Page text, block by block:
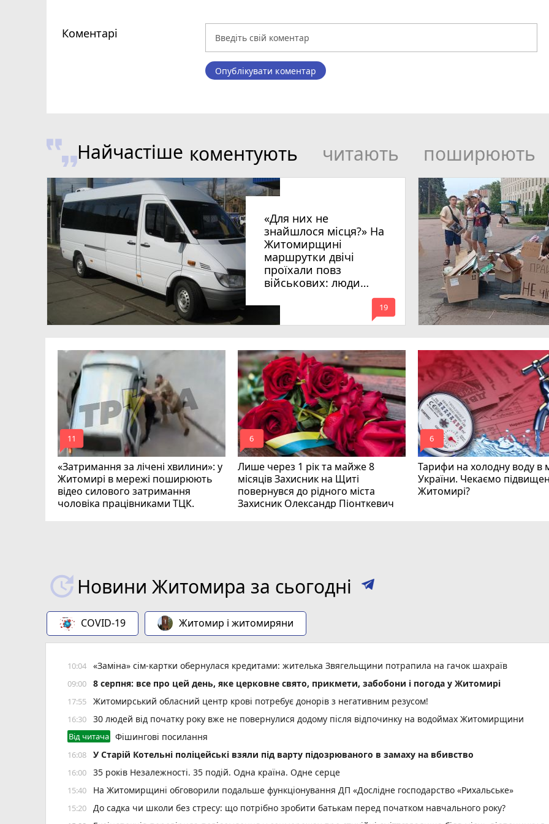
Коментарі
Опублікувати коментар
Найчастіше коментують читають поширюють
«Для них не
знайшлося місця?» На
Житомирщині
маршрутки двічі
проїхали повз
військових: люди
вимагають покарати
винних
mode_comment
19
«Затримання за лічені хвилини»: у
Житомирі в мережі поширюють
відео силового затримання
чоловіка працівниками ТЦК.
mode_comment
11
Лише через 1 рік та майже 8
місяців Захисник на Щиті
повернувся до рідного міста
Захисник Олександр Піонткевич
mode_comment
6
Тарифи на холодну воду в
України. Чекаємо
Житомирі?
mode_comment
6
Новини Житомира за сьогодні
COVID-19 Житомир і житомиряни
10:04 «Заміна» сім-картки обернулася кредитами: жителька Звягельщини потрапила на гачок шахраїв
09:00 8 серпня: все про цей день, яке церковне свято, прикмети, забобони і погода у Житомирі
17:55 Житомирський обласний центр крові потребує донорів з негативним резусом!
16:30 30 людей від початку року вже не повернулися додому після відпочинку на водоймах Житомирщини
Від читача Фішингові посилання
16:08 У Старій Котельні поліцейські взяли під варту підозрюваного в замаху на вбивство
16:00 35 років Незалежності. 35 подій. Одна країна. Одне серце
15:40 На Житомирщині обговорили подальше функціонування ДП «Дослідне господарство «Рихальське»
15:20 До садка чи школи без стресу: що потрібно зробити батькам перед початком навчального року?